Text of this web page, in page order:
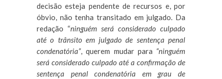
decisão esteja pendente de recursos e, por
óbvio, não tenha transitado em julgado. Da
redação “ninguém será considerado culpado
até o trânsito em julgado de sentença penal
condenatória”, querem mudar para “ninguém
será considerado culpado até a confirmação de
sentença penal condenatória em grau de